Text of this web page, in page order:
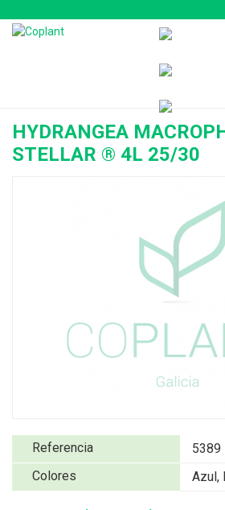
HYDRANGEA
STELLAR ® 4L 25/30
Referencia
5389
Colores
Azul,